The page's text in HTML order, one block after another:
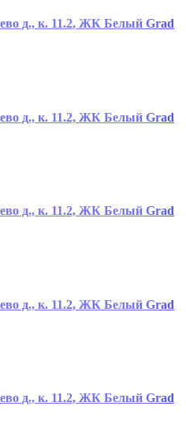
д., к. 11.2, ЖК Белый Grad
д., к. 11.2, ЖК Белый Grad
д., к. 11.2, ЖК Белый Grad
д., к. 11.2, ЖК Белый Grad
д., к. 11.2, ЖК Белый Grad